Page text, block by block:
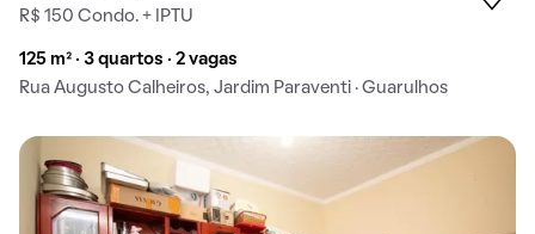
R$ 150 Condo. + IPTU
125 m² · 3 quartos · 2 vagas
Rua Augusto Calheiros, Jardim Paraventi · Guarulhos